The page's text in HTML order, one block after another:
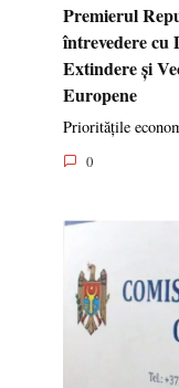
Premierul
întrevedere cu
Extindere și
Europene
Prioritățile
0